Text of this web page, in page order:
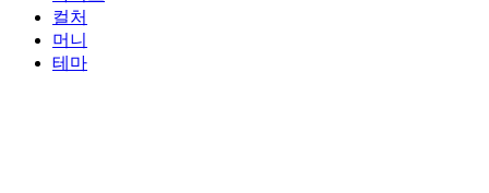
컬처
머니
테마